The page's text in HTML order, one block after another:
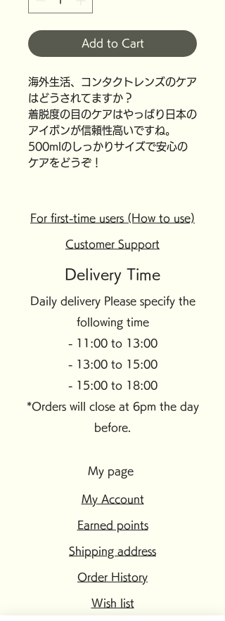
Add to Cart
海外生活、コンタクトレンズのケア
はどうされてますか？
着脱度の目のケアはやっぱり日本の
アイボンが信頼性高いですね。
500mlのしっかりサイズで安心の
ケアをどうぞ！
For first-time users (How to use)
Customer Support
Delivery Time
Daily delivery Please specify the
following time
- 11:00 to 13:00
- 13:00 to 15:00
- 15:00 to 18:00
*Orders will close at 6pm the day
before.
My page
My Account
Earned points
Shipping address
Order History
Wish list